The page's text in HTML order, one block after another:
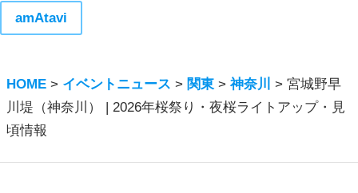
amAtavi
HOME > イベントニュース > 関東 >神奈川 >宮城野早
川堤（神奈川） | 2026年桜祭り・夜桜ライトアップ・見
頃情報